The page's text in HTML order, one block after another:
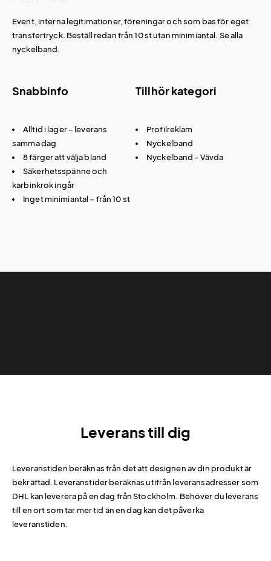
Event, interna legitimationer, föreningar och som bas för eget
transfertryck. Beställ redan från 10 st utan minimiantal. Se alla
nyckelband.
Snabbinfo
Alltid i lager – leverans
samma dag
8 färger att välja bland
Säkerhetsspänne och
karbinkrok ingår
Inget minimiantal – från 10 st
Tillhör kategori
Profilreklam
Nyckelband
Nyckelband - Vävda
Leverans till dig
Leveranstiden beräknas från det att designen av din produkt är
bekräftad. Leveranstider beräknas utifrån leveransadresser som
DHL kan leverera på en dag från Stockholm. Behöver du leverans
till en ort som tar mer tid än en dag kan det påverka
leveranstiden.